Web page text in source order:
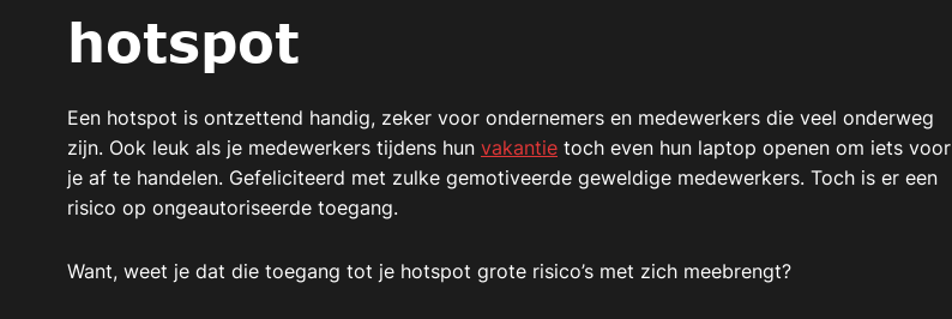
hotspot
Een hotspot is ontzettend handig, zeker voor ondernemers en medewerkers die veel onderweg
zijn. Ook leuk als je medewerkers tijdens hun vakantie toch even hun laptop openen om iets voor
je af te handelen. Gefeliciteerd met zulke gemotiveerde geweldige medewerkers. Toch is er een
risico op ongeautoriseerde toegang.
Want, weet je dat die toegang tot je hotspot grote risico’s met zich meebrengt?